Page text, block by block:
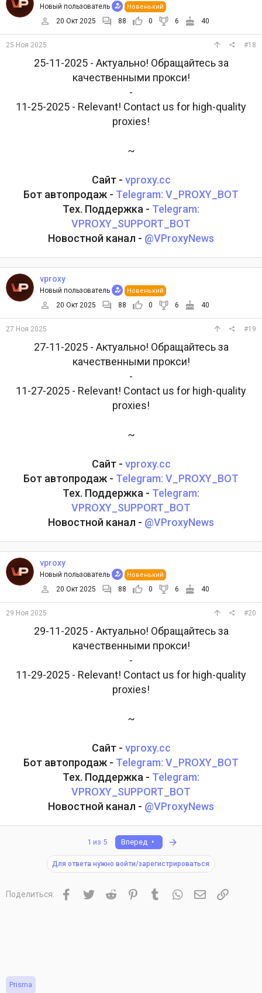
Новый пользователь Новенький
20 Окт 2025 88 0 6 40
25 Ноя 2025 #18
25-11-2025 - Актуально! Обращайтесь за
качественными прокси!
-
11-25-2025 - Relevant! Contact us for high-quality
proxies!
~
Сайт - vproxy.cc
Бот автопродаж - Telegram: V_PROXY_BOT
Тех. Поддержка - Telegram:
VPROXY_SUPPORT_BOT
Новостной канал - @VProxyNews
vproxy
Новый пользователь Новенький
20 Окт 2025 88 0 6 40
27 Ноя 2025 #19
27-11-2025 - Актуально! Обращайтесь за
качественными прокси!
-
11-27-2025 - Relevant! Contact us for high-quality
proxies!
~
Сайт - vproxy.cc
Бот автопродаж - Telegram: V_PROXY_BOT
Тех. Поддержка - Telegram:
VPROXY_SUPPORT_BOT
Новостной канал - @VProxyNews
vproxy
Новый пользователь Новенький
20 Окт 2025 88 0 6 40
29 Ноя 2025 #20
29-11-2025 - Актуально! Обращайтесь за
качественными прокси!
-
11-29-2025 - Relevant! Contact us for high-quality
proxies!
~
Сайт - vproxy.cc
Бот автопродаж - Telegram: V_PROXY_BOT
Тех. Поддержка - Telegram:
VPROXY_SUPPORT_BOT
Новостной канал - @VProxyNews
1 из 5 Вперед
Для ответа нужно войти/зарегистрироваться
Поделиться: Facebook
TwitterReddit PinterestTumblrWhatsAppЭлектронная
Ссылка
Prisma